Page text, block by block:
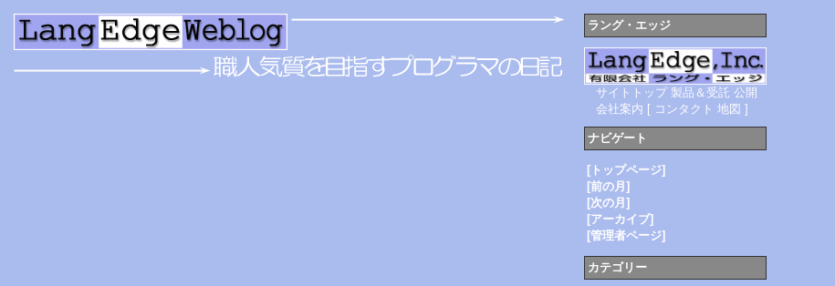
ラング・エッジ
サイトトップ 製品＆受託 公開
会社案内 [ コンタクト 地図 ]
ナビゲート
[トップページ]
[前の月]
[次の月]
[アーカイブ]
[管理者ページ]
カテゴリー